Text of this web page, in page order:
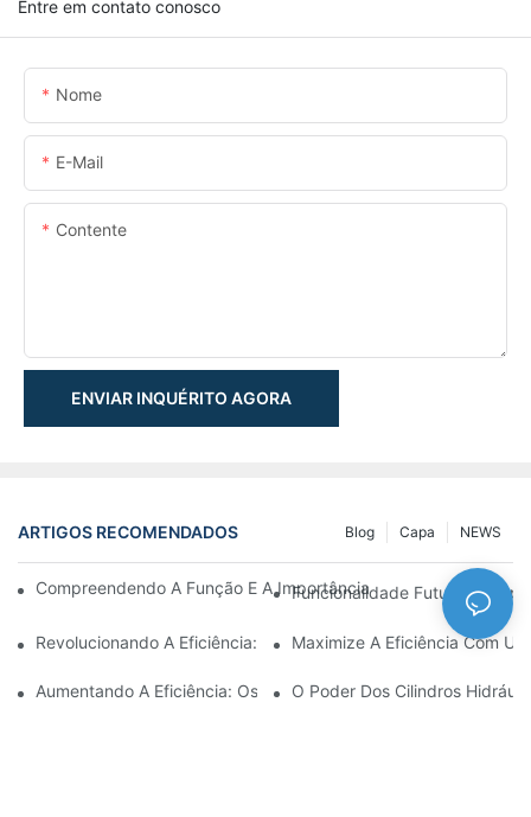
Entre em contato conosco
Nome
E-Mail
Contente
ENVIAR INQUÉRITO AGORA
ARTIGOS RECOMENDADOS NEWS
Capa
Blog
Compreendendo A Função E A Importância Dos Cilindros
Funcionalidade Futurista:
Revolucionando A Eficiência: O Cilindro Telescópico Elétrico
Maximize A Eficiência Com
Aumentando A Eficiência: Os Benefícios De Um Cilindro
O Poder Dos Cilindros